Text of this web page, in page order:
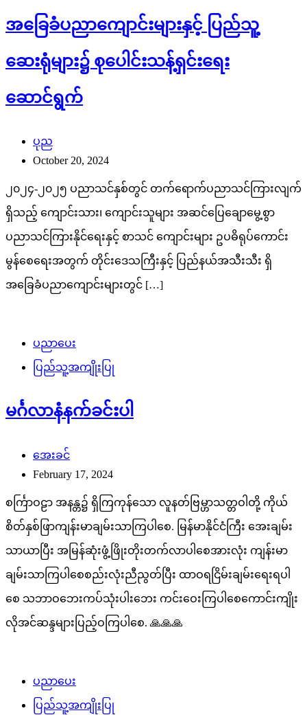
အခြေခံပညာကျောင်းများနှင့် ပြည်သူ့
ဆေးရုံများ၌ စုပေါင်းသန့်ရှင်းရေး
ဆောင်ရွက်
ပုည
October 20, 2024
၂၀၂၄-၂၀၂၅ ပညာသင်နှစ်တွင် တက်ရောက်ပညာသင်ကြားလျက်
ရှိသည့် ကျောင်းသား၊ ကျောင်းသူများ အဆင်ပြေချောမွေ့စွာ
ပညာသင်ကြားနိုင်ရေးနှင့် စာသင် ကျောင်းများ ဥပဓိရုပ်ကောင်း
မွန်စေရေးအတွက် တိုင်းဒေသကြီးနှင့် ပြည်နယ်အသီးသီး ရှိ
အခြေခံပညာ‌ကျောင်းများတွင် […]
ပညာပေး
ပြည်သူ့အကျိုးပြု
မင်္ဂလာနံနက်ခင်းပါ
အေးခင်
February 17, 2024
စင်္ကြာဝဠာ အနန္တ၌ ရှိကြကုန်သော လူနတ်ဗြမ္ဟာသတ္တဝါတို့ ကိုယ်
စိတ်နှစ်ဖြာကျန်းမာချမ်းသာကြပါစေ. မြန်မာနိုင်ငံကြီး အေးချမ်း
သာယာပြီး အမြန်ဆုံးဖွံ့ဖြိုးတိုးတက်လာပါစေအားလုံး ကျန်းမာ
ချမ်းသာကြပါစေစည်းလုံးညီညွတ်ပြီး ထာဝရငြိမ်းချမ်းရေးရပါ
စေ သဘာဝဘေးကပ်သုံးပါးဘေး ကင်းဝေးကြပါစေကောင်းကျိုး
လိုအင်ဆန္ဒများပြည့်ဝကြပါစေ. 🙏🙏🙏
ပညာပေး
ပြည်သူ့အကျိုးပြု